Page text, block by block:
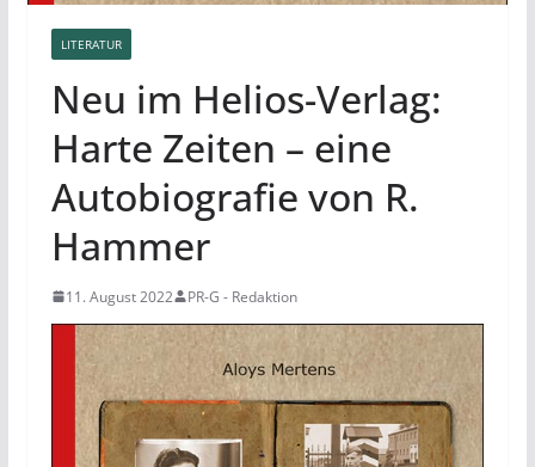
LITERATUR
Neu im Helios-Verlag:
Harte Zeiten – eine
Autobiografie von R.
Hammer
11. August 2022 PR-G - Redaktion